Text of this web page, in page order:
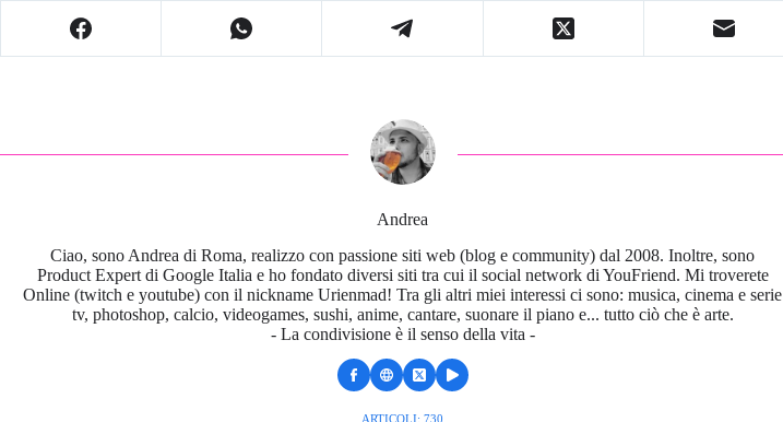
Andrea
Ciao, sono Andrea di Roma, realizzo con passione siti web (blog e community) dal 2008. Inoltre, sono
Product Expert di Google Italia e ho fondato diversi siti tra cui il social network di YouFriend. Mi troverete
Online (twitch e youtube) con il nickname Urienmad! Tra gli altri miei interessi ci sono: musica, cinema e serie
tv, photoshop, calcio, videogames, sushi, anime, cantare, suonare il piano e... tutto ciò che è arte.
- La condivisione è il senso della vita -
ARTICOLI: 730